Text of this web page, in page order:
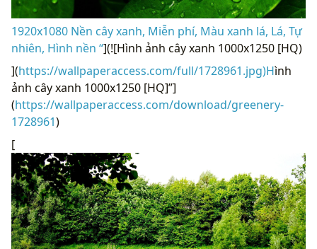
1920x1080 Nền cây xanh, Miễn phí, Màu xanh lá, Lá, Tự
nhiên, Hình nền “](![Hình ảnh cây xanh 1000x1250 [HQ)
](https://wallpaperaccess.com/full/1728961.jpg)Hình
ảnh cây xanh 1000x1250 [HQ]”]
(https://wallpaperaccess.com/download/greenery-
1728961)
[